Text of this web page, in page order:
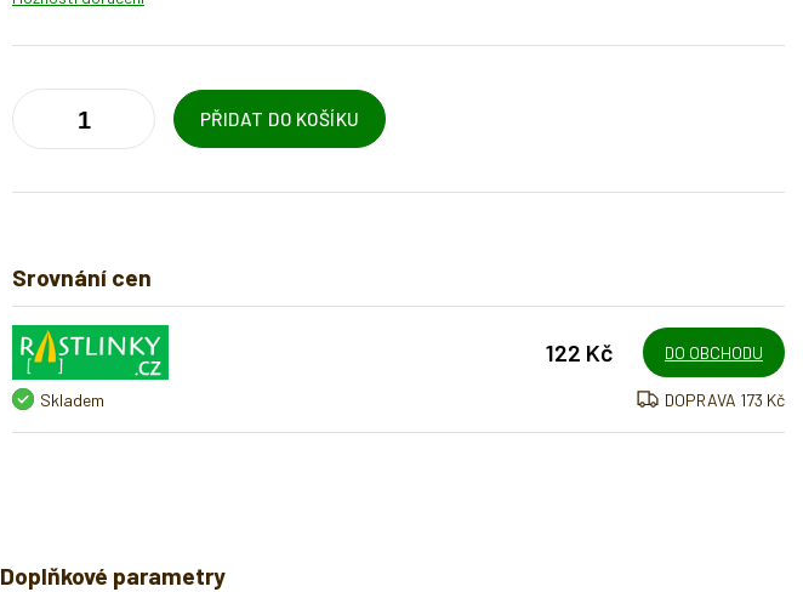
PŘIDAT DO KOŠÍKU
Srovnání cen
122 Kč DO OBCHODU
Skladem DOPRAVA 173 Kč
Doplňkové parametry